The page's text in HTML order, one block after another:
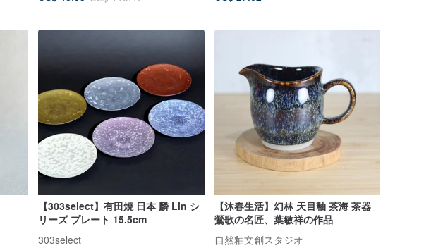
【303select】有田焼 日本 麟 Lin シ
リーズ プレート 15.5cm
303select
【沐春生活】幻林 天目釉 茶海 茶器
鶯歌の名匠、葉敏祥の作品
自然釉文創スタジオ